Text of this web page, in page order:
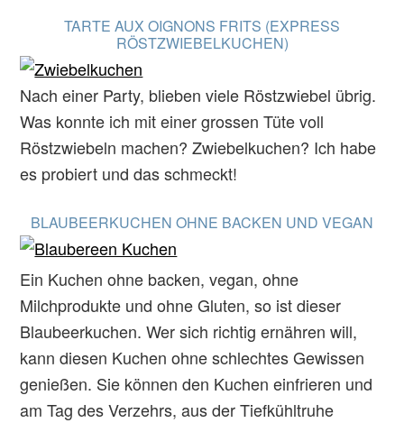
TARTE AUX OIGNONS FRITS (EXPRESS
RÖSTZWIEBELKUCHEN)
Nach einer Party, blieben viele Röstzwiebel übrig.
Was konnte ich mit einer grossen Tüte voll
Röstzwiebeln machen? Zwiebelkuchen? Ich habe
es probiert und das schmeckt!
BLAUBEERKUCHEN OHNE BACKEN UND VEGAN
Ein Kuchen ohne backen, vegan, ohne
Milchprodukte und ohne Gluten, so ist dieser
Blaubeerkuchen. Wer sich richtig ernähren will,
kann diesen Kuchen ohne schlechtes Gewissen
genießen. Sie können den Kuchen einfrieren und
am Tag des Verzehrs, aus der Tiefkühltruhe